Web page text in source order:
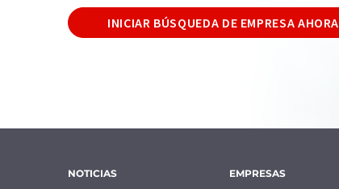
INICIAR BÚSQUEDA DE EMPRESA AHORA
NOTICIAS EMPRESAS